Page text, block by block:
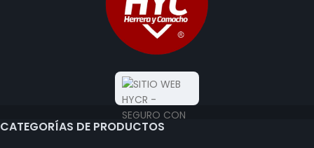
CATEGORÍAS DE PRODUCTOS